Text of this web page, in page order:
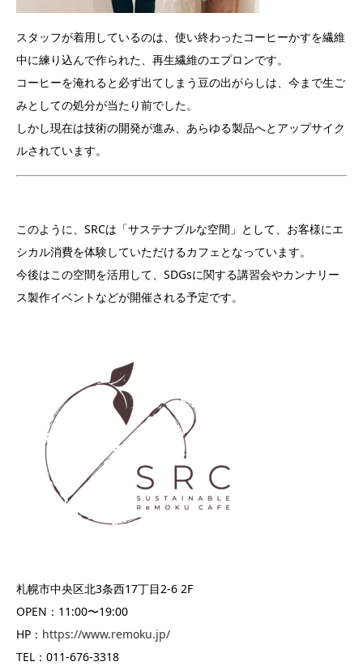
スタッフが着用しているのは、使い終わったコーヒーかすを繊維
中に練り込んで作られた、再生繊維のエプロンです。
コーヒーを淹れると必ず出てしまう豆の出がらしは、今まで生ご
みとしての処分が当たり前でした。
しかし現在は技術の開発が進み、あらゆる製品へとアップサイク
ルされています。
このように、SRCは「サステナブルな空間」として、お客様にエ
シカル消費を体験していただけるカフェとなっています。
今後はこの空間を活用して、SDGsに関する講習会やカンナリー
ス製作イベントなどが開催される予定です。
札幌市中央区北3条西17丁目2-6 2F
OPEN：11:00〜19:00
HP： https://www.remoku.jp/
TEL：011-676-3318